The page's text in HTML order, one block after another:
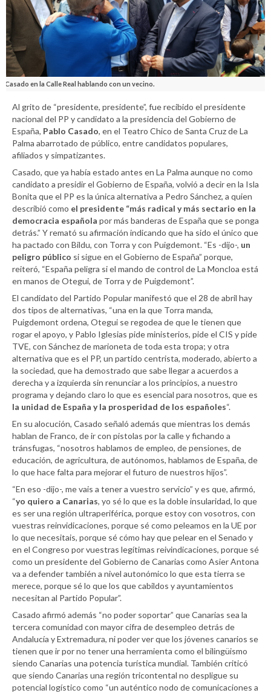
Casado en la Calle Real hablando con un vecino.
Al grito de “presidente, presidente”, fue recibido el presidente
nacional del PP y candidato a la presidencia del Gobierno de
España, Pablo Casado, en el Teatro Chico de Santa Cruz de La
Palma abarrotado de público, entre candidatos populares,
afiliados y simpatizantes.
Casado, que ya había estado antes en La Palma aunque no como
candidato a presidir el Gobierno de España, volvió a decir en la Isla
Bonita que el PP es la única alternativa a Pedro Sánchez, a quien
describió como el presidente “más radical y más sectario en la
democracia española por más banderas de España que se ponga
detrás.” Y remató su afirmación indicando que ha sido el único que
ha pactado con Bildu, con Torra y con Puigdemont. “Es -dijo-, un
peligro público si sigue en el Gobierno de España” porque,
reiteró, “España peligra si el mando de control de La Moncloa está
en manos de Otegui, de Torra y de Puigdemont”.
El candidato del Partido Popular manifestó que el 28 de abril hay
dos tipos de alternativas, “una en la que Torra manda,
Puigdemont ordena, Otegui se regodea de que le tienen que
rogar el apoyo, y Pablo Iglesias pide ministerios, pide el CIS y pide
TVE, con Sánchez de marioneta de toda esta tropa; y otra
alternativa que es el PP, un partido centrista, moderado, abierto a
la sociedad, que ha demostrado que sabe llegar a acuerdos a
derecha y a izquierda sin renunciar a los principios, a nuestro
programa y dejando claro lo que es esencial para nosotros, que es
la unidad de España y la prosperidad de los españoles“.
En su alocución, Casado señaló además que mientras los demás
hablan de Franco, de ir con pistolas por la calle y fichando a
tránsfugas, “nosotros hablamos de empleo, de pensiones, de
educación, de agricultura, de autónomos, hablamos de España, de
lo que hace falta para mejorar el futuro de nuestros hijos”.
“En eso -dijo-, me vais a tener a vuestro servicio” y es que, afirmó,
“yo quiero a Canarias, yo sé lo que es la doble insularidad, lo que
es ser una región ultraperiférica, porque estoy con vosotros, con
vuestras reinvidicaciones, porque sé como peleamos en la UE por
lo que necesitais, porque sé cómo hay que pelear en el Senado y
en el Congreso por vuestras legítimas reivindicaciones, porque sé
como un presidente del Gobierno de Canarias como Asier Antona
va a defender también a nivel autonómico lo que esta tierra se
merece, porque sé lo que los que cabildos y ayuntamientos
necesitan al Partido Popular”.
Casado afirmó además “no poder soportar” que Canarias sea la
tercera comunidad con mayor cifra de desempleo detrás de
Andalucía y Extremadura, ni poder ver que los jóvenes canarios se
tienen que ir por no tener una herramienta como el bilingüismo
siendo Canarias una potencia turística mundial. También criticó
que siendo Canarias una región tricontental no despligue su
potencial logístico como “un auténtico nodo de comunicaciones a